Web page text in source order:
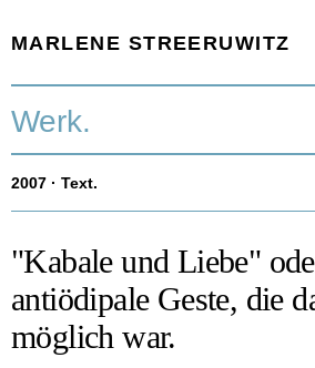
MARLENE STREERUWITZ
Timeline.
Texte.
Aktuell.
Person.
Werk.
2007 · Text.
"Kabale und Liebe"
antiödipale Geste, die
möglich war.